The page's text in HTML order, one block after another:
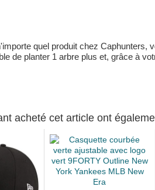
quel produit chez Caphunters,
de planter 1 arbre plus et, grâce à
acheté cet article ont